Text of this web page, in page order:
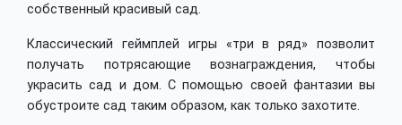
собственный красивый сад.
Классический геймплей игры «три в ряд» позволит
получать потрясающие вознаграждения, чтобы
украсить сад и дом. С помощью своей фантазии вы
обустроите сад таким образом, как только захотите.